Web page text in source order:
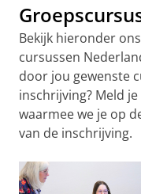
Bekijk hieronder
cursussen
door jou gewenste
inschrijving? Meld
waarmee we je op
van de inschrijving.